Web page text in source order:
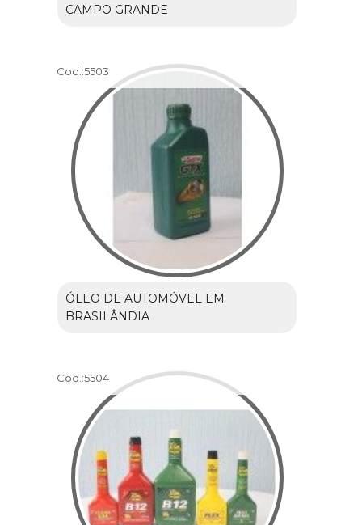
CAMPO GRANDE
Cod.:5503
ÓLEO DE AUTOMÓVEL EM
BRASILÂNDIA
Cod.:5504